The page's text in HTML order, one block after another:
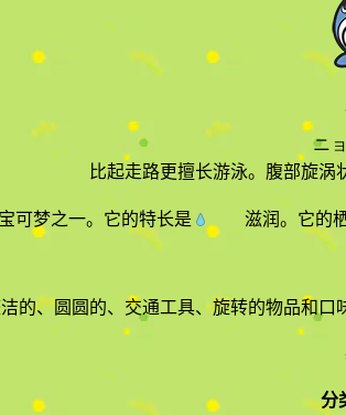
ニ
比起走路更擅长游泳。腹部旋涡
可梦之一。它的特长是 滋润。它的
的、圆圆的、交通工具、旋转的物品和口
分